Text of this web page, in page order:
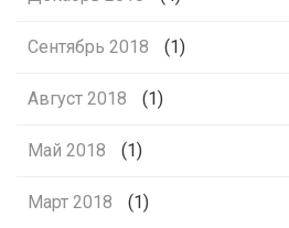
Сентябрь 2018 (1)
Август 2018 (1)
Май 2018 (1)
Март 2018 (1)